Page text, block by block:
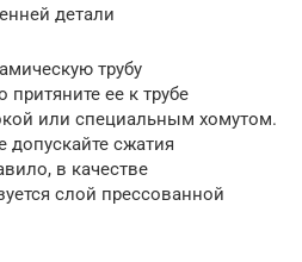
детали
трубу
ее к трубе
или специальным хомутом.
допускайте сжатия
в качестве
слой прессованной